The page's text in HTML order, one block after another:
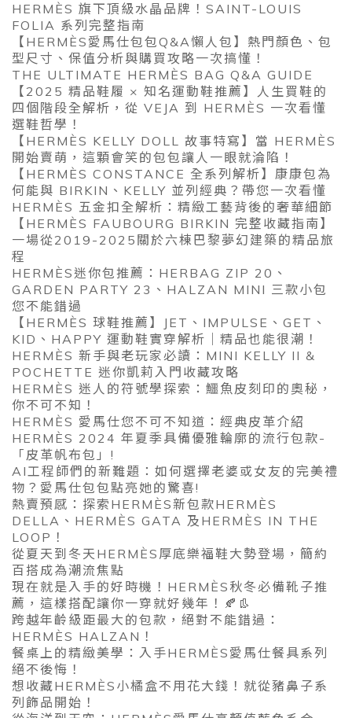
HERMÈS 旗下頂級水晶品牌！SAINT-LOUIS
FOLIA 系列完整指南
【HERMÈS愛馬仕包包Q&A懶人包】熱門顏色、包
型尺寸、保值分析與購買攻略一次搞懂！
THE ULTIMATE HERMÈS BAG Q&A GUIDE
【2025 精品鞋履 × 知名運動鞋推薦】人生買鞋的
四個階段全解析，從 VEJA 到 HERMÈS 一次看懂
選鞋哲學！
【HERMÈS KELLY DOLL 故事特寫】當 HERMÈS
開始賣萌，這顆會笑的包包讓人一眼就淪陷！
【HERMÈS CONSTANCE 全系列解析】康康包為
何能與 BIRKIN、KELLY 並列經典？帶您一次看懂
HERMÈS 五金扣全解析：精緻工藝背後的奢華細節
【HERMÈS FAUBOURG BIRKIN 完整收藏指南】
一場從2019-2025關於六棟巴黎夢幻建築的精品旅
程
HERMÈS迷你包推薦：HERBAG ZIP 20、
GARDEN PARTY 23、HALZAN MINI 三款小包
您不能錯過
【HERMÈS 球鞋推薦】JET、IMPULSE、GET、
KID、HAPPY 運動鞋實穿解析｜精品也能很潮！
HERMÈS 新手與老玩家必讀：MINI KELLY II &
POCHETTE 迷你凱莉入門收藏攻略
HERMÈS 迷人的符號學探索：鱷魚皮刻印的奧秘，
你不可不知！
HERMÈS 愛馬仕您不可不知道：經典皮革介紹
HERMÈS 2024 年夏季具備優雅輪廓的流行包款-
「皮革帆布包」!
AI工程師們的新難題：如何選擇老婆或女友的完美禮
物？愛馬仕包包點亮她的驚喜!
熱賣預感：探索HERMÈS新包款HERMÈS
DELLA、HERMÈS GATA 及HERMÈS IN THE
LOOP！
從夏天到冬天HERMÈS厚底樂福鞋大勢登場，簡約
百搭成為潮流焦點
現在就是入手的好時機！HERMÈS秋冬必備靴子推
薦，這樣搭配讓你一穿就好幾年！🍂👢
跨越年齡級距最大的包款，絕對不能錯過：
HERMÈS HALZAN！
餐桌上的精緻美學：入手HERMÈS愛馬仕餐具系列
絕不後悔！
想收藏HERMÈS小橘盒不用花大錢！就從豬鼻子系
列飾品開始！